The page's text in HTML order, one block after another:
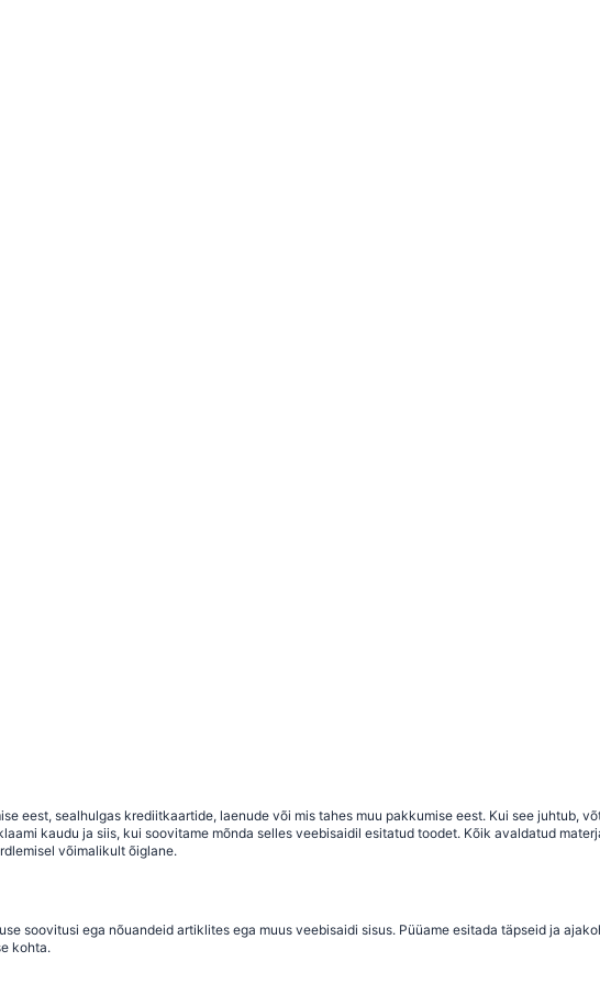
eest, sealhulgas krediitkaartide, laenude või mis tahes muu pakkumise eest. Kui see juhtub,
kaudu ja siis, kui soovitame mõnda selles veebisaidil esitatud toodet. Kõik avaldatud
võimalikult õiglane.
soovitusi ega nõuandeid artiklites ega muus veebisaidi sisus. Püüame esitada täpseid ja
kohta.